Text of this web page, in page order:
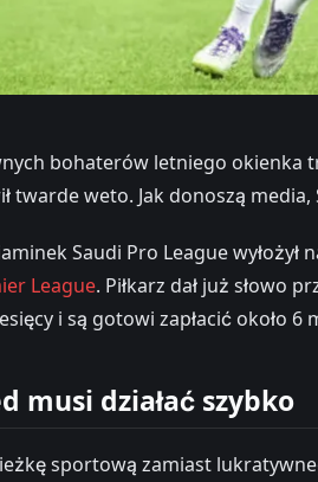
bohaterów letniego
twarde weto. Jak donoszą
Saudi Pro League
League. Piłkarz dał już słowo
i są gotowi zapłacić około
musi działać szybko
sportową zamiast